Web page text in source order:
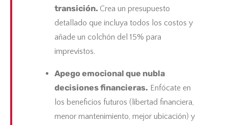
transición. Crea un presupuesto
detallado que incluya todos los costos y
añade un colchón del 15% para
imprevistos.
Apego emocional que nubla
decisiones financieras. Enfócate en
los beneficios futuros (libertad financiera,
menor mantenimiento, mejor ubicación) y